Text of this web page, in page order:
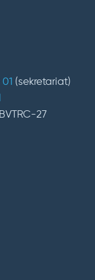
(sekretariat)
27
Instagram